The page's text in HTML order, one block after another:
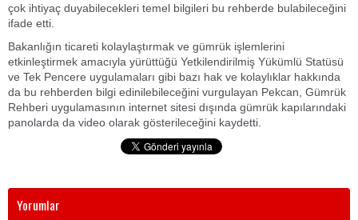
çok ihtiyaç duyabilecekleri temel bilgileri bu rehberde bulabileceğini
ifade etti.
Bakanlığın ticareti kolaylaştırmak ve gümrük işlemlerini
etkinleştirmek amacıyla yürüttüğü Yetkilendirilmiş Yükümlü Statüsü
ve Tek Pencere uygulamaları gibi bazı hak ve kolaylıklar hakkında
da bu rehberden bilgi edinilebileceğini vurgulayan Pekcan, Gümrük
Rehberi uygulamasının internet sitesi dışında gümrük kapılarındaki
panolarda da video olarak gösterileceğini kaydetti.
Yorumlar